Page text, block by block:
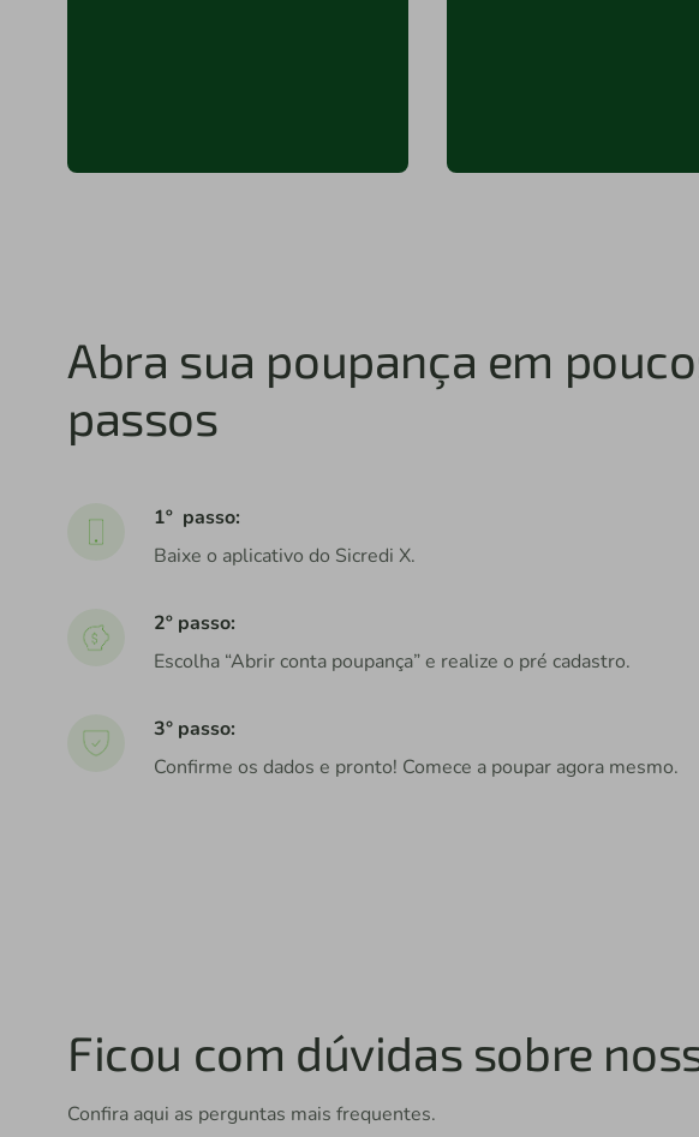
Abra sua poupança em
passos
1º passo:
Baixe o aplicativo do Sicredi X.
2º passo:
Escolha “Abrir conta poupança” e realize o pré cadastro.
3° passo:
Confirme os dados e pronto! Comece a poupar agora mesmo.
Ficou com dúvidas sobre
Confira aqui as perguntas mais frequentes.